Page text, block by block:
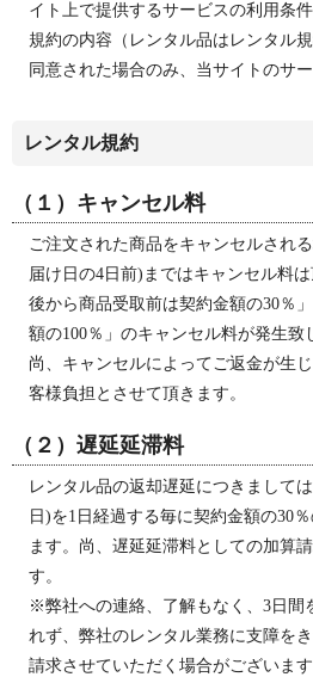
イト上で提供するサービスの利用条
規約の内容（レンタル品はレンタル
同意された場合のみ、当サイトのサ
レンタル規約
（１）キャンセル料
ご注文された商品をキャンセルされ
届け日の4日前)まではキャンセル料
後から商品受取前は契約金額の30％
額の100％」のキャンセル料が発生致
尚、キャンセルによってご返金が生
客様負担とさせて頂きます。
（２）遅延延滞料
レンタル品の返却遅延につきまして
日)を1日経過する毎に契約金額の30
ます。尚、遅延延滞料としての加算
す。
※弊社への連絡、了解もなく、3日間
れず、弊社のレンタル業務に支障を
請求させていただく場合がございます